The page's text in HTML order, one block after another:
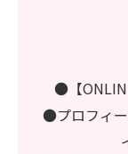
●【
●プロフィ